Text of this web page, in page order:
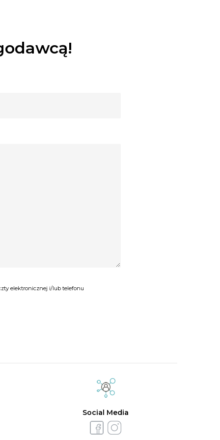
elektronicznej i/lub telefonu
Social Media